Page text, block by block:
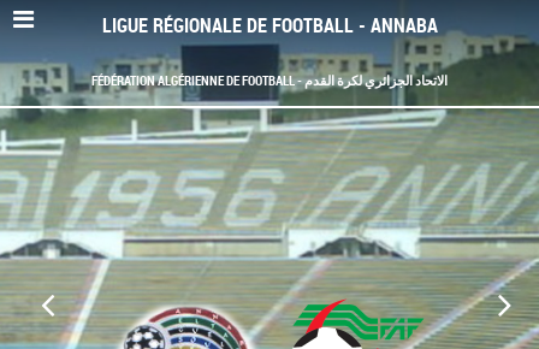
LIGUE RÉGIONALE DE FOOTBALL - ANNABA
FÉDÉRATION ALGÉRIENNE DE FOOTBALL - الاتحاد الجزائري لكرة القدم